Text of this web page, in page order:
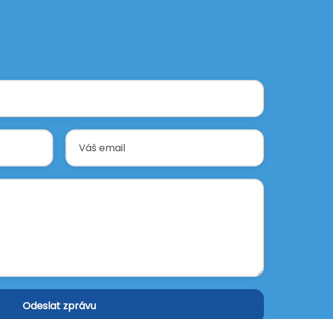
Odeslat zprávu